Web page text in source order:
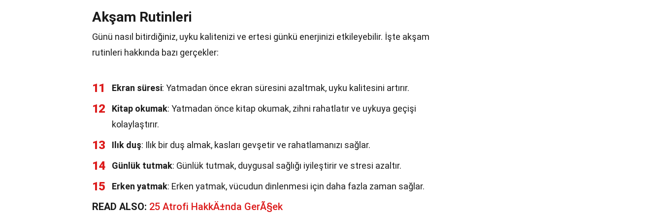
Akşam Rutinleri
Günü nasıl bitirdiğiniz, uyku kalitenizi ve ertesi günkü enerjinizi etkileyebilir. İşte akşam
rutinleri hakkında bazı gerçekler:
11 Ekran süresi: Yatmadan önce ekran süresini azaltmak, uyku kalitesini artırır.
12 Kitap okumak: Yatmadan önce kitap okumak, zihni rahatlatır ve uykuya geçişi
kolaylaştırır.
13 Ilık duş: Ilık bir duş almak, kasları gevşetir ve rahatlamanızı sağlar.
14 Günlük tutmak: Günlük tutmak, duygusal sağlığı iyileştirir ve stresi azaltır.
15 Erken yatmak: Erken yatmak, vücudun dinlenmesi için daha fazla zaman sağlar.
READ ALSO: 25 Atrofi HakkÄ±nda GerÃ§ek